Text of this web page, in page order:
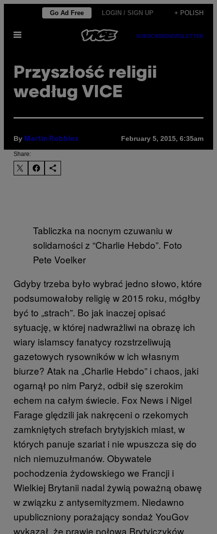
content
Go Ad Free LOGIN / SIGN UP + POLISH
Open
SUBSCRIBENEWSLETTER
Przyszłość religii
według VICE
By Martin Robbins February 5, 2015, 6:35am
Share:
Tabliczka na nocnym czuwaniu w
solidarności z “Charlie Hebdo”. Foto
Pete Voelker
Gdyby trzeba było wybrać jedno słowo, które
podsumowałoby religię w 2015 roku, mógłby
być to „strach”. Bo jak inaczej opisać
sytuację, w której nadwrażliwi na obrazę ich
wiary islamscy fanatycy rozstrzeliwują
gazetowych rysowników w ich własnym
biurze? Atak na „Charlie Hebdo” i chaos, jaki
ogarnął po nim Paryż, odbił się szerokim
echem na całym świecie. Fox News i Nigel
Farage ględzili jak nakręceni o rzekomych
zamkniętych strefach brytyjskich miast, w
których panuje szariat i nie wpuszcza się do
nich niemuzułmanów. Obywatele
pochodzenia żydowskiego we Francji i
Wielkiej Brytanii nadal żywią poważną obawę
w związku z antysemityzmem. Niedawno
upubliczniony porażający sondaż YouGov
wykazał, że prawie połowa Brytyjczyków